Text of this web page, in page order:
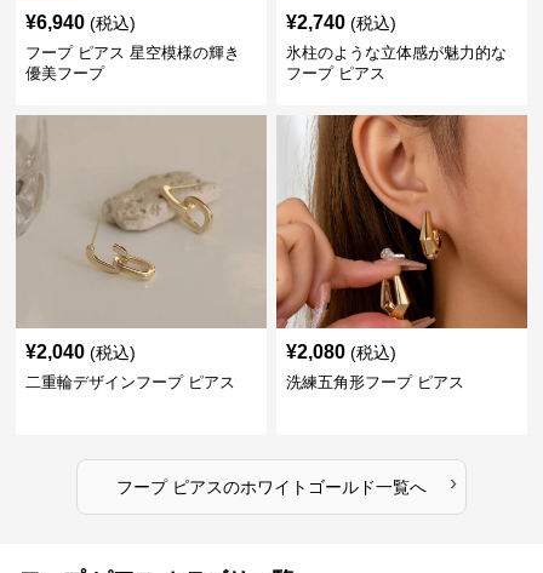
¥6,940 (税込)
フープ ピアス 星空模様の輝き
優美フープ
¥2,740 (税込)
氷柱のような立体感が魅力的な
フープ ピアス
¥2,040 (税込)
二重輪デザインフープ ピアス
¥2,080 (税込)
洗練五角形フープ ピアス
フープ ピアスのホワイトゴールド一覧へ ›